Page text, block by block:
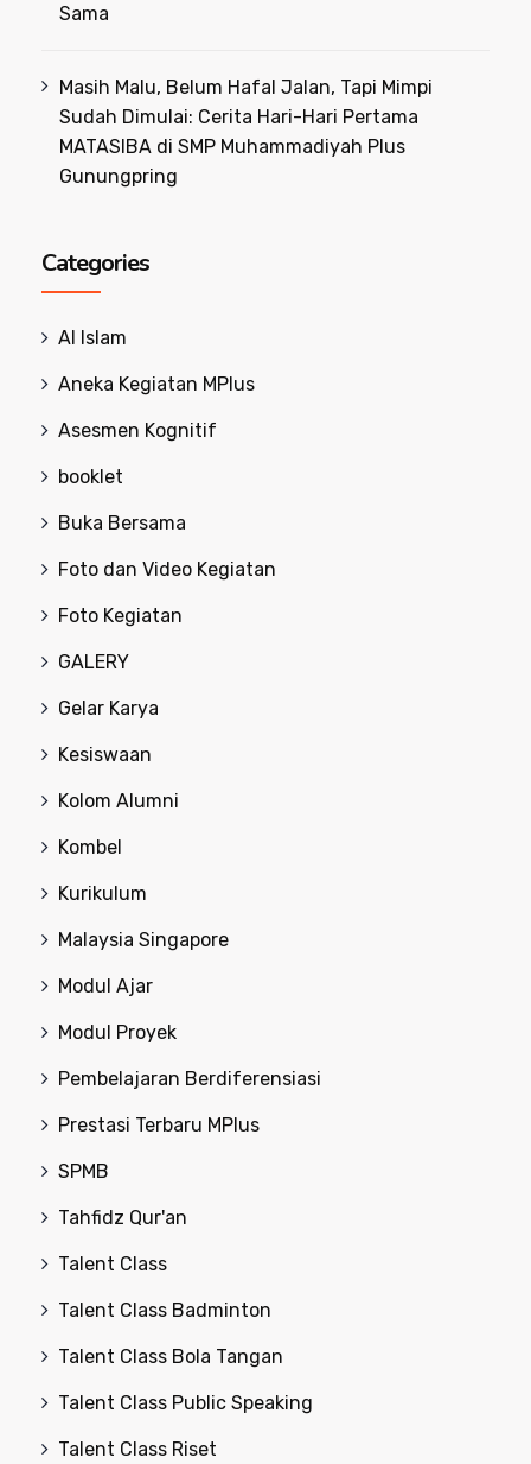
Sama
Masih Malu, Belum Hafal Jalan, Tapi Mimpi
Sudah Dimulai: Cerita Hari-Hari Pertama
MATASIBA di SMP Muhammadiyah Plus
Gunungpring
Categories
Al Islam
Aneka Kegiatan MPlus
Asesmen Kognitif
booklet
Buka Bersama
Foto dan Video Kegiatan
Foto Kegiatan
GALERY
Gelar Karya
Kesiswaan
Kolom Alumni
Kombel
Kurikulum
Malaysia Singapore
Modul Ajar
Modul Proyek
Pembelajaran Berdiferensiasi
Prestasi Terbaru MPlus
SPMB
Tahfidz Qur'an
Talent Class
Talent Class Badminton
Talent Class Bola Tangan
Talent Class Public Speaking
Talent Class Riset